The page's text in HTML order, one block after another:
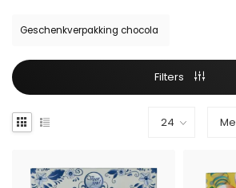
Geschenkverpakking chocola
Filters